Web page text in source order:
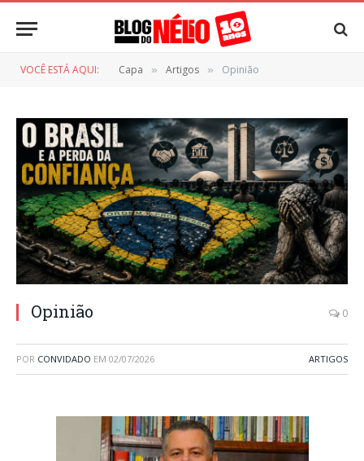
VOCÊ ESTÁ AQUI: Capa » Artigos » Opinião
Opinião 0
POR CONVIDADO EM 02/07/2026 ARTIGOS